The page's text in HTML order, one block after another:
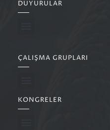
DUYURULAR
ÇALIŞMA GRUPLARI
KONGRELER